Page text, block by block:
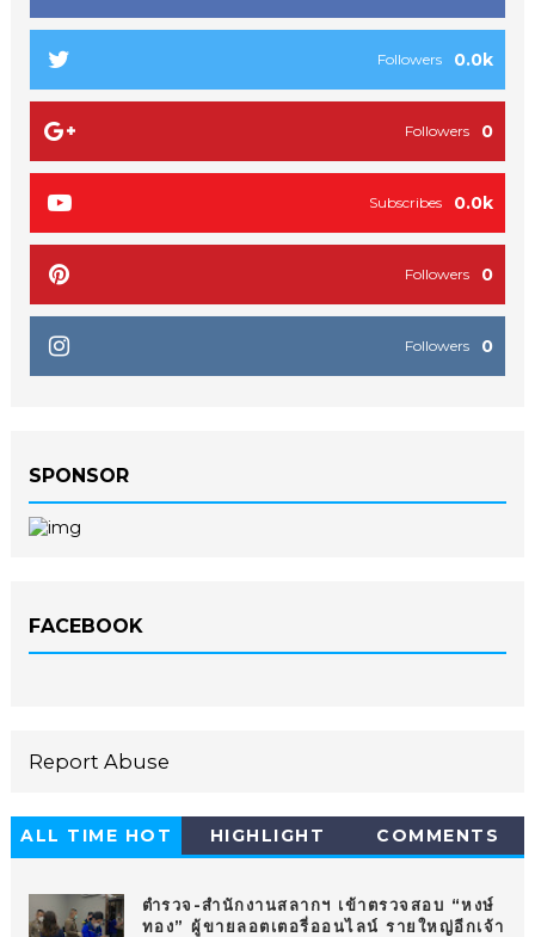
0.0k
Followers
0
Followers
0.0k
Subscribes
0
Followers
0
Followers
SPONSOR
FACEBOOK
Report Abuse
ALL TIME HOT
HIGHLIGHT COMMENTS
ตำรวจ-สำนักงานสลากฯ เข้าตรวจสอบ “หงษ์
ทอง” ผู้ขายลอตเตอรี่ออนไลน์ รายใหญ่อีกเจ้า